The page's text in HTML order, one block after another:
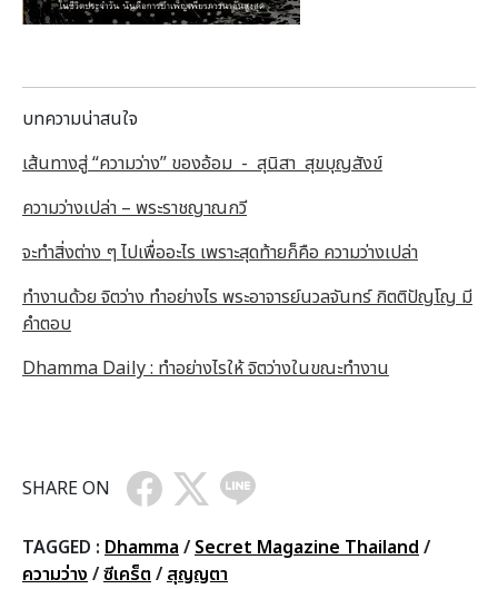
บทความน่าสนใจ
เส้นทางสู่ “ความว่าง” ของอ้อม - สุนิสา สุขบุญสังข์
ความว่างเปล่า – พระราชญาณกวี
จะทำสิ่งต่าง ๆ ไปเพื่ออะไร เพราะสุดท้ายก็คือ ความว่างเปล่า
ทำงานด้วย จิตว่าง ทำอย่างไร พระอาจารย์นวลจันทร์ กิตติปัญโญ มี
คำตอบ
Dhamma Daily : ทำอย่างไรให้ จิตว่างในขณะทำงาน
SHARE ON
TAGGED : Dhamma / Secret Magazine Thailand /
ความว่าง /ซีเคร็ต / สุญญตา